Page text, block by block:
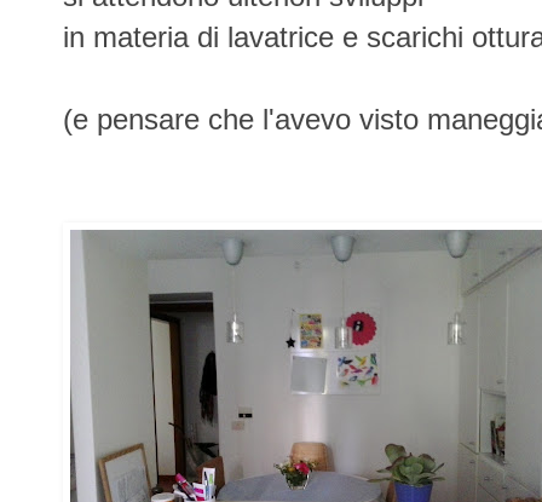
in materia di lavatrice e scarichi
(e pensare che l'avevo visto